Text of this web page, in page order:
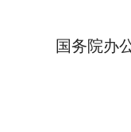
国务院办